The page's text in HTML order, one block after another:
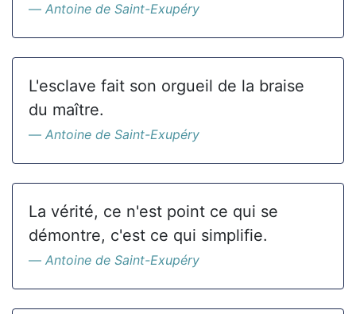
Antoine de Saint-Exupéry
L'esclave fait son orgueil de la braise
du maître.
Antoine de Saint-Exupéry
La vérité, ce n'est point ce qui se
démontre, c'est ce qui simplifie.
Antoine de Saint-Exupéry